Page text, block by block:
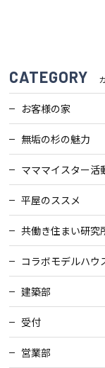
家づくりサポート
土地の上手な探し方
家づくりの資金計
設計・施工品質管理
検査・アフターメ
家づくりのスケジ
よくあるご質問
CATEGORY
お客様の家
無垢の杉の魅力
マママイスター活
平屋のススメ
共働き住まい研究
コラボモデルハウ
建築部
受付
営業部